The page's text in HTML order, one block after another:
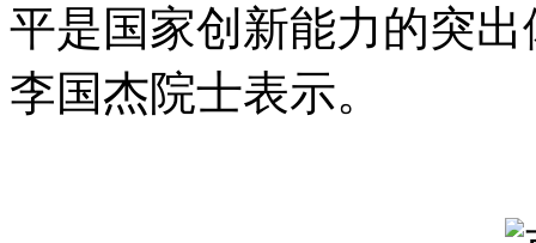
平是国家创新能力的突
李国杰院士表示。